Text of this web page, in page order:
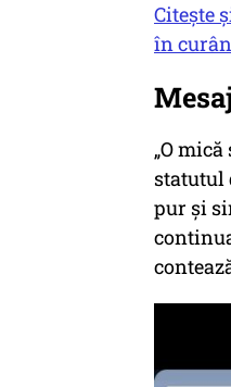
Citește
în
„O mică
statutul
pur și